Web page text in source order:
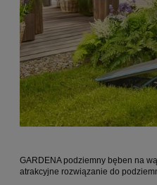
GARDENA podziemny bęben na
atrakcyjne rozwiązanie do